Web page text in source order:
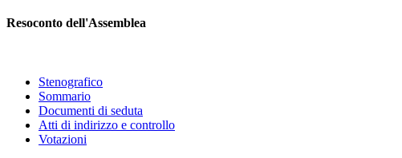
Resoconto dell'Assemblea
Stenografico
Sommario
Documenti di seduta
Atti di indirizzo e controllo
Votazioni